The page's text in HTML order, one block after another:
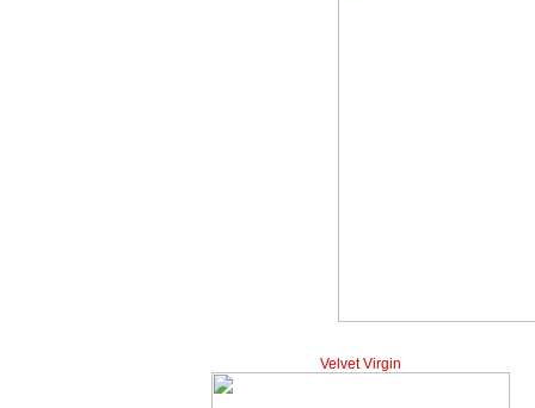
Velvet Virgin